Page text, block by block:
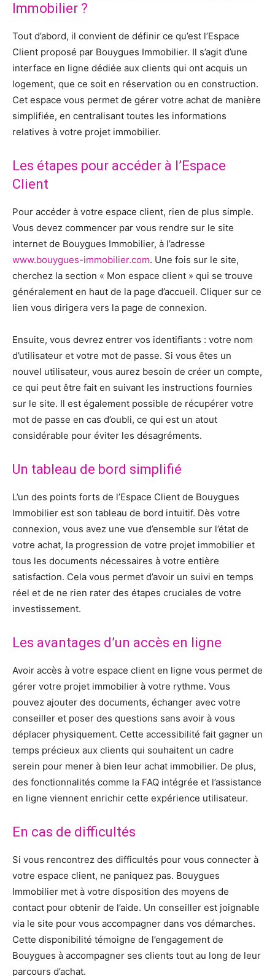
Immobilier ?
Tout d’abord, il convient de définir ce qu’est l’Espace
Client proposé par Bouygues Immobilier. Il s’agit d’une
interface en ligne dédiée aux clients qui ont acquis un
logement, que ce soit en réservation ou en construction.
Cet espace vous permet de gérer votre achat de manière
simplifiée, en centralisant toutes les informations
relatives à votre projet immobilier.
Les étapes pour accéder à l’Espace
Client
Pour accéder à votre espace client, rien de plus simple.
Vous devez commencer par vous rendre sur le site
internet de Bouygues Immobilier, à l’adresse
www.bouygues-immobilier.com. Une fois sur le site,
cherchez la section « Mon espace client » qui se trouve
généralement en haut de la page d’accueil. Cliquer sur ce
lien vous dirigera vers la page de connexion.
Ensuite, vous devrez entrer vos identifiants : votre nom
d’utilisateur et votre mot de passe. Si vous êtes un
nouvel utilisateur, vous aurez besoin de créer un compte,
ce qui peut être fait en suivant les instructions fournies
sur le site. Il est également possible de récupérer votre
mot de passe en cas d’oubli, ce qui est un atout
considérable pour éviter les désagréments.
Un tableau de bord simplifié
L’un des points forts de l’Espace Client de Bouygues
Immobilier est son tableau de bord intuitif. Dès votre
connexion, vous avez une vue d’ensemble sur l’état de
votre achat, la progression de votre projet immobilier et
tous les documents nécessaires à votre entière
satisfaction. Cela vous permet d’avoir un suivi en temps
réel et de ne rien rater des étapes cruciales de votre
investissement.
Les avantages d’un accès en ligne
Avoir accès à votre espace client en ligne vous permet de
gérer votre projet immobilier à votre rythme. Vous
pouvez ajouter des documents, échanger avec votre
conseiller et poser des questions sans avoir à vous
déplacer physiquement. Cette accessibilité fait gagner un
temps précieux aux clients qui souhaitent un cadre
serein pour mener à bien leur achat immobilier. De plus,
des fonctionnalités comme la FAQ intégrée et l’assistance
en ligne viennent enrichir cette expérience utilisateur.
En cas de difficultés
Si vous rencontrez des difficultés pour vous connecter à
votre espace client, ne paniquez pas. Bouygues
Immobilier met à votre disposition des moyens de
contact pour obtenir de l’aide. Un conseiller est joignable
via le site pour vous accompagner dans vos démarches.
Cette disponibilité témoigne de l’engagement de
Bouygues à accompagner ses clients tout au long de leur
parcours d’achat.